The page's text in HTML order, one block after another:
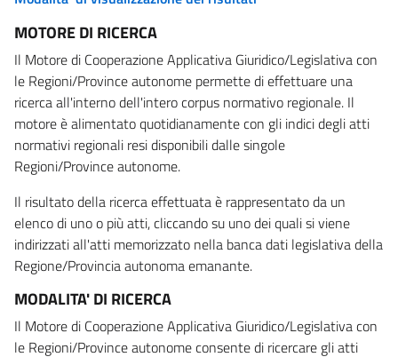
MOTORE DI RICERCA
Il Motore di Cooperazione Applicativa Giuridico/Legislativa con
le Regioni/Province autonome permette di effettuare una
ricerca all'interno dell'intero corpus normativo regionale. Il
motore è alimentato quotidianamente con gli indici degli atti
normativi regionali resi disponibili dalle singole
Regioni/Province autonome.
Il risultato della ricerca effettuata è rappresentato da un
elenco di uno o più atti, cliccando su uno dei quali si viene
indirizzati all'atti memorizzato nella banca dati legislativa della
Regione/Provincia autonoma emanante.
MODALITA' DI RICERCA
Il Motore di Cooperazione Applicativa Giuridico/Legislativa con
le Regioni/Province autonome consente di ricercare gli atti